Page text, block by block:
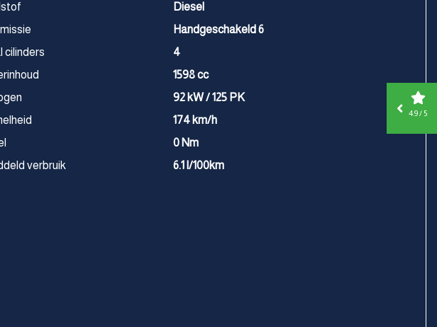
Diesel
Handgeschakeld 6
cilinders
4
1598 cc
92 kW / 125 PK
174 km/h
0 Nm
verbruik
6.1 l/100km
4.9 / 5